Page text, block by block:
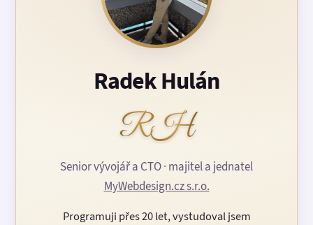
Radek Hulán
RH
Senior vývojář a CTO · majitel a jednatel
MyWebdesign.cz s.r.o.
Programuji přes 20 let, vystudoval jsem